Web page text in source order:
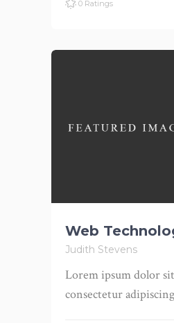
0 Ratings
Web
Judith Stevens
Lorem ipsum dolor
consectetur